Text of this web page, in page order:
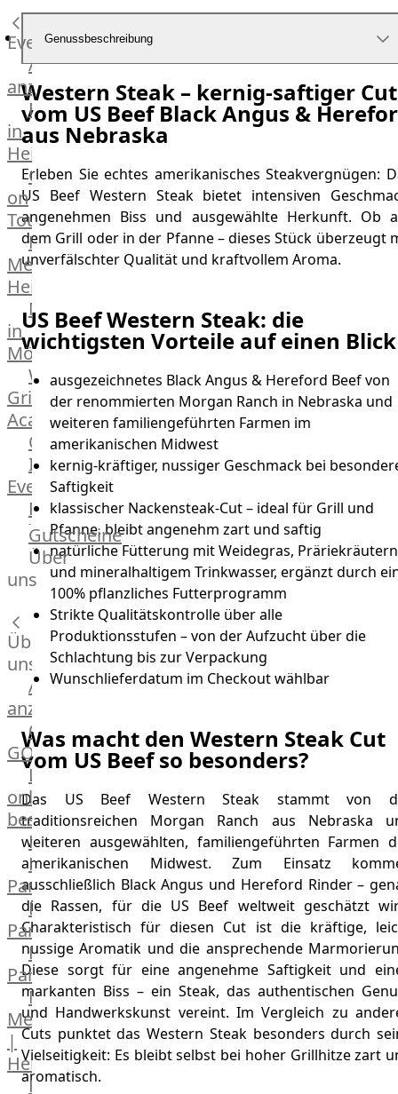
Küchenhelfer
Grillgeräte
Beefer®
Gasgrills
Big
Green
Egg
Grill
Nesmuk
Berkel
Dry
Aging
Schrank
Bücher
Poster
Events
Alle
anzeigen
Fleischkompetenz
in
Heinsberg
OTTO
on
Tour
Männer
Metzger
Heinsberg
Markthalle
in
Mönchengladbach
Weber®
Grill
Academy
OTTO@Home
Individuelle
Events
Partner
Kalender
Gästehaus
Villa
Glanzstoff
Gutscheine
Über
uns
Über
uns
Alle
anzeigen
OTTO
GOURMET
Lebensmittel
online
bestellen
Karriere
Kochschul-
Partner
Depot-
Partner
Frischetheken-
Partner
Männer
Metzger
|
Heinsberg
Feinkost
Genussbeschreibung
Western Steak – kernig-saftiger Cut
vom US Beef Black Angus &
aus Nebraska
Erleben Sie echtes amerikanisches Steakvergnügen:
US Beef Western Steak bietet intensiven
angenehmen Biss und ausgewählte Herkunft. Ob
dem Grill oder in der Pfanne – dieses Stück überzeugt
unverfälschter Qualität und kraftvollem Aroma.
US Beef Western Steak: die
wichtigsten Vorteile auf einen Blick
ausgezeichnetes Black Angus & Hereford Beef von
der renommierten Morgan Ranch in Nebraska und
weiteren familiengeführten Farmen im
amerikanischen Midwest
kernig-kräftiger, nussiger Geschmack bei
Saftigkeit
klassischer Nackensteak-Cut – ideal für Grill und
Pfanne, bleibt angenehm zart und saftig
natürliche Fütterung mit Weidegras, Präriekräutern
und mineralhaltigem Trinkwasser, ergänzt durch
100% pflanzliches Futterprogramm
Strikte Qualitätskontrolle über alle
Produktionsstufen – von der Aufzucht über die
Schlachtung bis zur Verpackung
Wunschlieferdatum im Checkout wählbar
Was macht den Western Steak Cut
vom US Beef so besonders?
Das US Beef Western Steak stammt von
traditionsreichen Morgan Ranch aus Nebraska
weiteren ausgewählten, familiengeführten Farmen
amerikanischen Midwest. Zum Einsatz
ausschließlich Black Angus und Hereford Rinder –
die Rassen, für die US Beef weltweit geschätzt
Charakteristisch für diesen Cut ist die kräftige,
nussige Aromatik und die ansprechende
Diese sorgt für eine angenehme Saftigkeit und
markanten Biss – ein Steak, das authentischen
und Handwerkskunst vereint. Im Vergleich zu
Cuts punktet das Western Steak besonders durch
Vielseitigkeit: Es bleibt selbst bei hoher Grillhitze zart
aromatisch.